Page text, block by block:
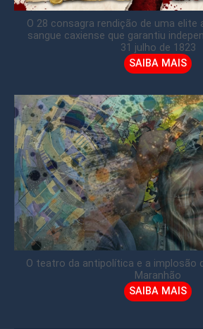
O 28 consagra rendição de uma elite
sangue caxiense que garantiu
31 julho de 1823
SAIBA MAIS
O teatro da antipolítica e a implosão
Maranhão
SAIBA MAIS